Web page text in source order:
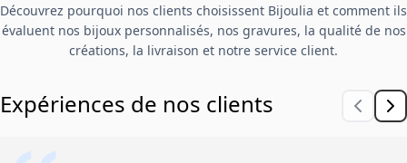
Découvrez pourquoi nos clients choisissent Bijoulia et comment ils
évaluent nos bijoux personnalisés, nos gravures, la qualité de nos
créations, la livraison et notre service client.
Expériences de nos clients